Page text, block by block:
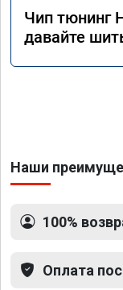
Чип тюнинг
давайте
Наши
100%
Оплата